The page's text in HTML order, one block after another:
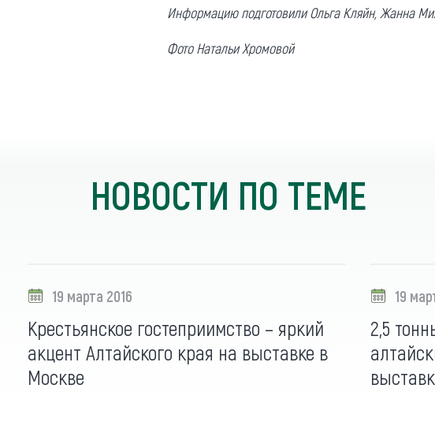
Информацию подготовили Ольга Кляйн, Жанна
Фото Натальи Хромовой
НОВОСТИ ПО ТЕМЕ
19 марта 2016
Крестьянское гостеприимство – яркий
акцент Алтайского края на выставке в
Москве
19
2,5